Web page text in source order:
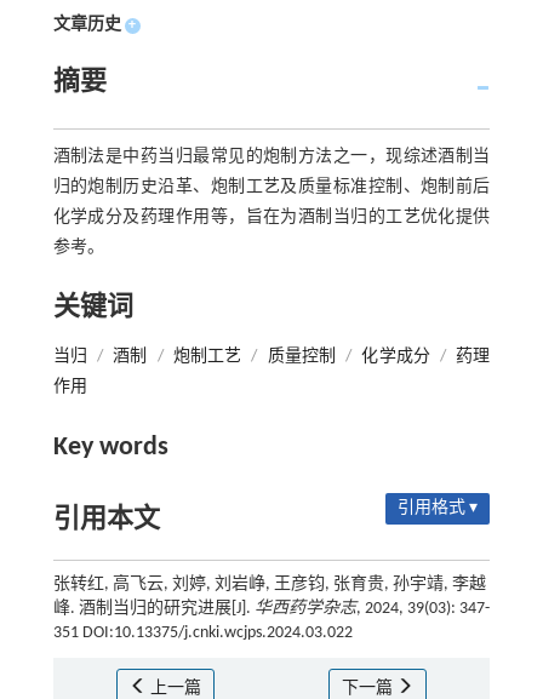
文章历史 +
摘要
酒制法是中药当归最常见的炮制方法之一，现综述酒制当
归的炮制历史沿革、炮制工艺及质量标准控制、炮制前后
化学成分及药理作用等，旨在为酒制当归的工艺优化提供
参考。
关键词
当归 / 酒制 / 炮制工艺 / 质量控制 / 化学成分 / 药理
作用
Key words
引用本文 引用格式 ▾
张转红, 高飞云, 刘婷, 刘岩峥, 王彦钧, 张育贵, 孙宇靖, 李越
峰. 酒制当归的研究进展[J]. 华西药学杂志, 2024, 39(03): 347-
351 DOI:10.13375/j.cnki.wcjps.2024.03.022
上一篇 下一篇